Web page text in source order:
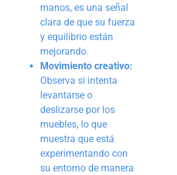
manos, es una señal
clara de que su fuerza
y equilibrio están
mejorando.
Movimiento creativo:
Observa si intenta
levantarse o
deslizarse por los
muebles, lo que
muestra que está
experimentando con
su entorno de manera